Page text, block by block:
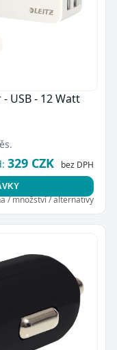
USB - 12 Watt
329 CZK bez DPH
/ množství / alternativy